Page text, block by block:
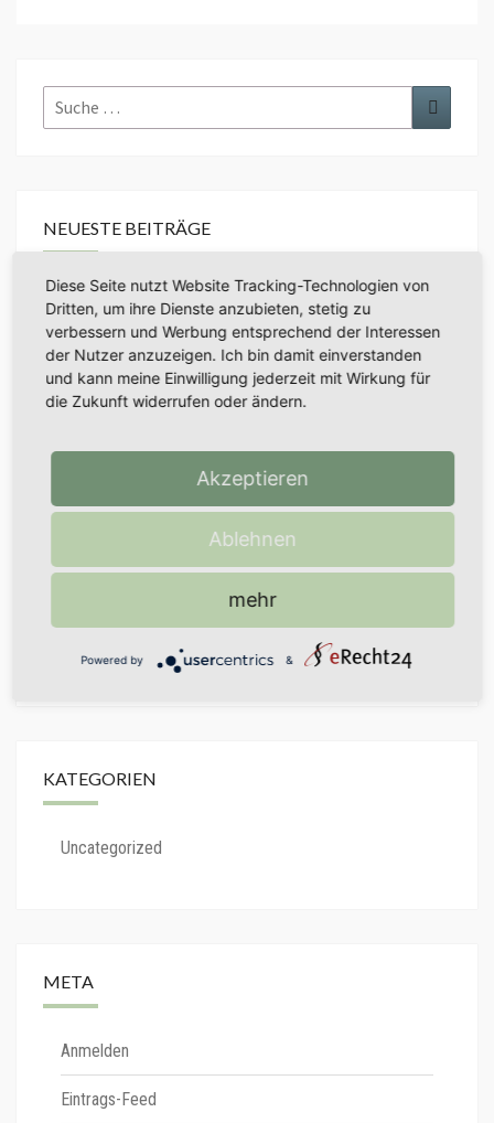
NEUESTE BEITRÄGE
pdftest
ARCHIV
KATEGORIEN
Uncategorized
META
Anmelden
Eintrags-Feed
Diese Seite nutzt Website Tracking-Technologien von
Dritten, um ihre Dienste anzubieten, stetig zu
verbessern und Werbung entsprechend der Interessen
der Nutzer anzuzeigen. Ich bin damit einverstanden
und kann meine Einwilligung jederzeit mit Wirkung für
die Zukunft widerrufen oder ändern.
Akzeptieren
Ablehnen
mehr
Powered by &